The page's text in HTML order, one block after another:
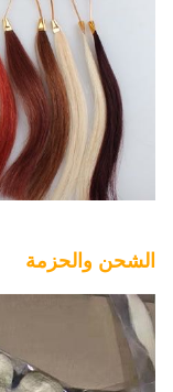
الشحن والحزمة